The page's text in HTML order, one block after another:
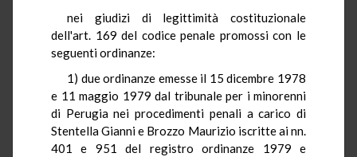
nei giudizi di legittimità costituzionale
dell'art. 169 del codice penale promossi con le
seguenti ordinanze:
1) due ordinanze emesse il 15 dicembre 1978
e 11 maggio 1979 dal tribunale per i minorenni
di Perugia nei procedimenti penali a carico di
Stentella Gianni e Brozzo Maurizio iscritte ai nn.
401 e 951 del registro ordinanze 1979 e